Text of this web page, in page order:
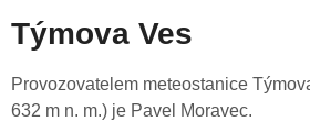
Týmova Ves
Provozovatelem meteostanice
632 m n. m.) je Pavel Moravec.